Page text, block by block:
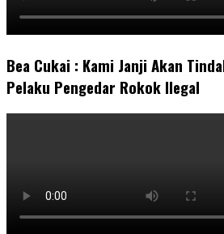
Bea Cukai : Kami Janji Akan
Pelaku Pengedar Rokok Ilegal